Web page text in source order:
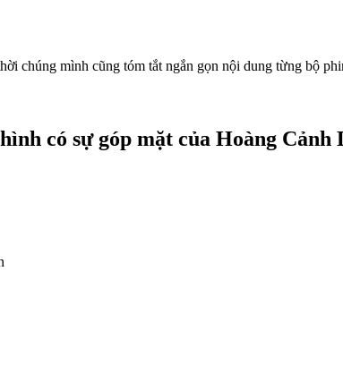
chúng mình cũng tóm tắt ngắn gọn nội dung từng bộ
có sự góp mặt của Hoàng Cảnh